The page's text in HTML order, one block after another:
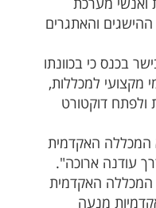
והאתגרים
בכנס כי בכוונתו
מקצועי למכללות,
דוקטורט
המכללה האקדמית
עודנה ארוכה".
המכללה האקדמית
מנעה